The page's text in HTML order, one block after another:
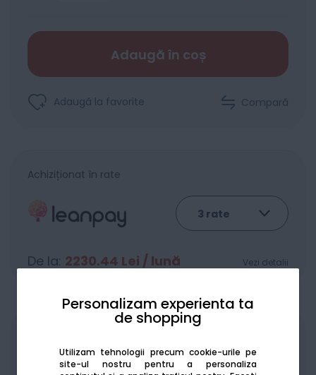
Personalizam experienta ta
de shopping
Utilizam tehnologii precum cookie-urile pe
site-ul nostru pentru a personaliza
Adaugă în coș
Adaugă la favorite Compară
Achiziționat în rate
De la: 2230.44 Lei / lună Vezi detalii
achizitii publice SEAP/SICAP